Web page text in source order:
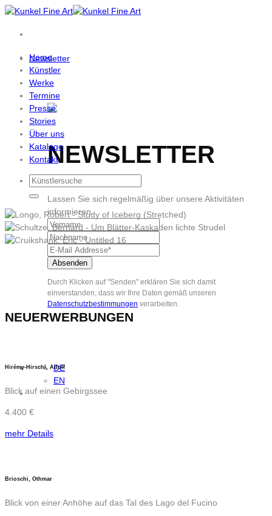
Zum
springen
Newsletter
NEWSLETTER
Lassen Sie sich regelmäßig über unsere Aktivitäten
informieren.
Durch Klicken auf "Senden" erklären Sie sich damit
einverstanden, dass wir Ihre Daten gemäß unseren
Datenschutzbestimmungen verarbeiten.
DE
EN
Home
Künstler
Werke
Termine
Presse
Stories
Über uns
Kataloge
Kontakt
NEUERWERBUNGEN
Hirémy-Hirschl, Adolf
Blick auf einen Gebirgssee
4.400 €
mehr Details
Brioschi, Othmar
Blick von einer Anhöhe auf das Tal des Lago del Fucino